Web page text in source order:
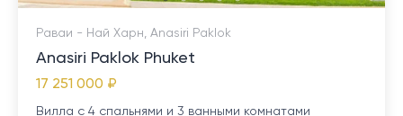
Раваи - Най Харн, Anasiri Paklok
Anasiri Paklok Phuket
17 251 000 ₽
Вилла с 4 спальнями и 3 ванными комнатами